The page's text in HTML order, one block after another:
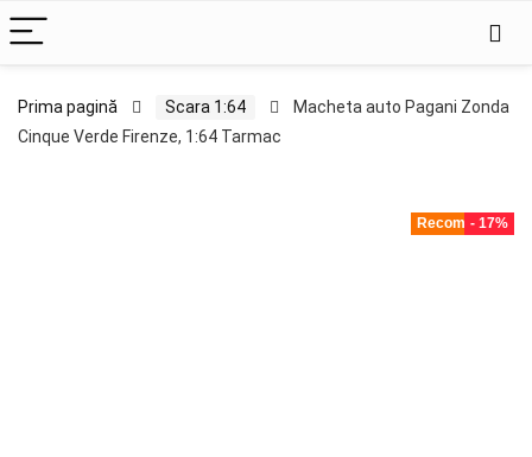
Prima pagină Scara 1:64
Macheta auto Pagani Zonda
Cinque Verde Firenze, 1:64 Tarmac
Recomandat!
- 17%